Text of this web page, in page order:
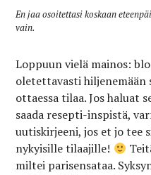
En jaa osoitettasi koskaan
vain.
Loppuun vielä mainos:
oletettavasti hiljenemään
ottaessa tilaa. Jos haluat
saada resepti-inspistä,
uutiskirjeeni, jos et jo tee
nykyisille tilaajille!
miltei parisensataa.